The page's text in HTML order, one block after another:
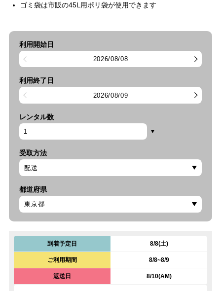
ゴミ袋は市販の45L用ポリ袋が使用できます
利用開始日
2026/08/08
利用終了日
2026/08/09
レンタル数
受取方法
都道府県
到着予定日 8/8(土)
ご利用期間 8/8~8/9
返送日 8/10(AM)